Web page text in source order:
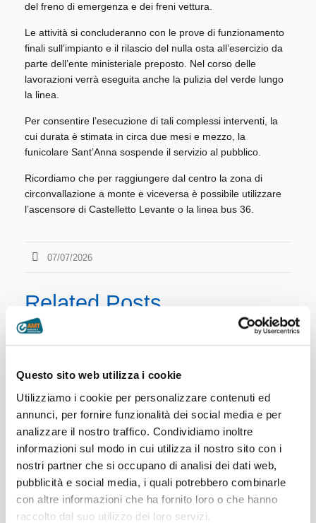
Questo sito web utilizza i cookie
Utilizziamo i cookie per personalizzare contenuti ed
annunci, per fornire funzionalità dei social media e per
analizzare il nostro traffico. Condividiamo inoltre
informazioni sul modo in cui utilizza il nostro sito con i
nostri partner che si occupano di analisi dei dati web,
pubblicità e social media, i quali potrebbero combinarle
con altre informazioni che ha fornito loro o che hanno
raccolto dal suo utilizzo dei loro servizi.
del freno di emergenza e dei freni vettura.
Le attività si concluderanno con le prove di funzionamento
finali sull’impianto e il rilascio del nulla osta all’esercizio da
parte dell’ente ministeriale preposto. Nel corso delle
lavorazioni verrà eseguita anche la pulizia del verde lungo
la linea.
Per consentire l’esecuzione di tali complessi interventi, la
cui durata è stimata in circa due mesi e mezzo, la
funicolare Sant’Anna sospende il servizio al pubblico.
Ricordiamo che per raggiungere dal centro la zona di
circonvallazione a monte e viceversa è possibile utilizzare
l’ascensore di Castelletto Levante o la linea bus 36.
07/07/2026
Related Posts
Funicolare Sant’Anna: dal
27 luglio l’abbonamento
Linee periferiche e
Ascensori è valido sulla
linea 36